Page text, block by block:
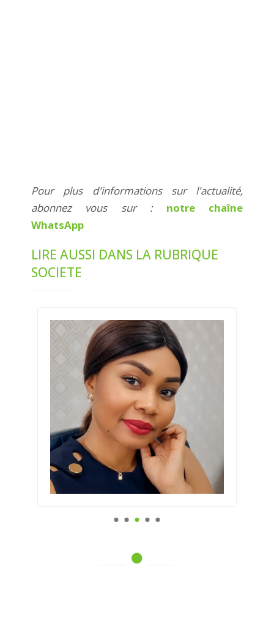
Pour plus d'informations sur l'actualité,
abonnez vous sur : notre chaîne
WhatsApp
LIRE AUSSI DANS LA RUBRIQUE
SOCIETE